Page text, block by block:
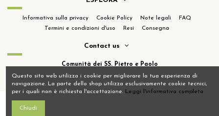
Informativa sulla privacy Cookie Policy Note legali
FAQ
Termini e condizioni d'uso
Resi Consegna
Contact us
Comunità dei SS. Pietro e Paolo
Località Cascinazza 20090, Buccinasco MI
COMUNITA’ DEI SS. PIETRO E PAOLO - LOC. CASCINAZZA, BUCCINASCO
(MILANO) - P. IVA 11826200153 - REA MI-1868506 © Copyright 2022. All
Questo sito web utilizza i cookie per migliorare la tua esperienza di
navigazione. La parte dello shop utilizza esclusivamente cookie tecnici,
per i quali non è richiesta l'accettazione. Leggi l'informativa completa
Chiudi